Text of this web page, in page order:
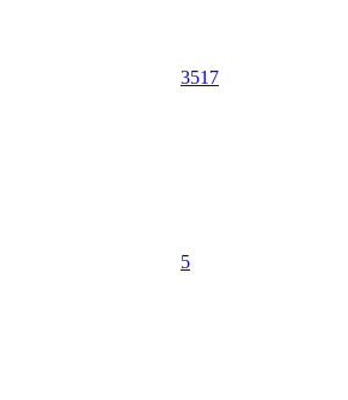
3517
5